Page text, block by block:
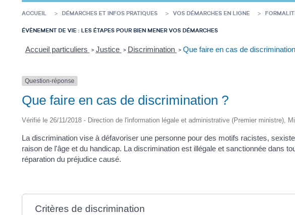
ACCUEIL DÉMARCHES ET INFOS PRATIQUES VOS DÉMARCHES EN LIGNE
ÉVÈNEMENT DE VIE : LES ÉTAPES POUR BIEN MENER VOS DÉMARCHES
Accueil particuliers > Justice > Discrimination > Que faire en cas de
Question-réponse
Que faire en cas de discrimination ?
Vérifié le 26/11/2018 - Direction de l'information légale et administrative (Premier ministre),
La discrimination vise à défavoriser une personne pour des motifs racistes,
raison de l'âge et du handicap. La discrimination est illégale et sanctionnée dans
réparation du préjudice causé.
Critères de discrimination